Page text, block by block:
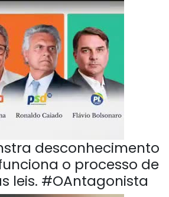
desconhecimento
o processo de
leis. #OAntagonista